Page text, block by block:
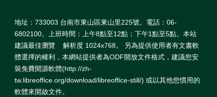
地址：733003 台南市東山區東山里225號。電話：06-
6802100。上班時間：上午8點至12點；下午1點至5點。本站
建議最佳瀏覽 解析度 1024x768。 另為提供使用者有文書軟
體選擇的權利，本網站提供者為ODF開放文件格式，建議您安
裝免費開源軟體(http://zh-
tw.libreoffice.org/download/libreoffice-still/) 或以其他您慣用的
軟體來開啟文件。